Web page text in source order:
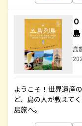
島
ようこそ！世界遺産
ど、島の人が教えて
島旅へ。